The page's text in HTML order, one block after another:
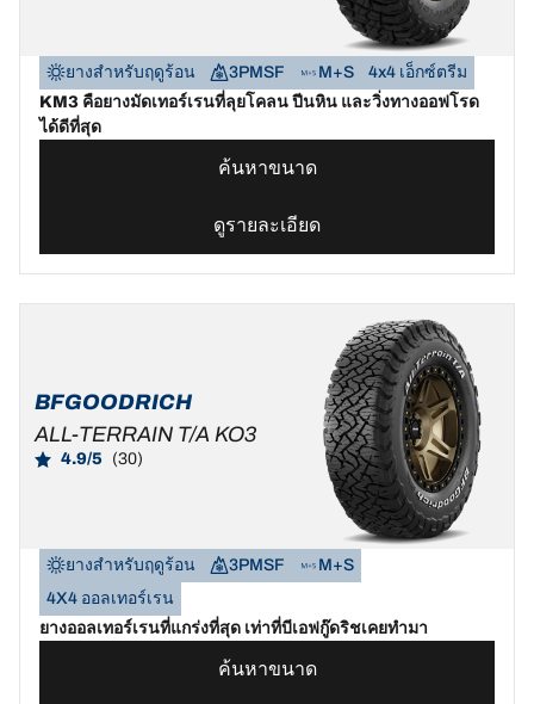
ยางสำหรับฤดูร้อน 3PMSF M+S
4x4 เอ็กซ์ตรีม
KM3 คือยางมัดเทอร์เรนที่ลุยโคลน ปีนหิน และวิ่งทางออฟโรด
ได้ดีที่สุด
ค้นหาขนาด
ดูรายละเอียด
BFGOODRICH
ALL-TERRAIN T/A KO3
4.9/5 (30)
ยางสำหรับฤดูร้อน 3PMSF
M+S
4X4 ออลเทอร์เรน
ยางออลเทอร์เรนที่แกร่งที่สุด เท่าที่บีเอฟกู๊ดริชเคยทำมา
ค้นหาขนาด